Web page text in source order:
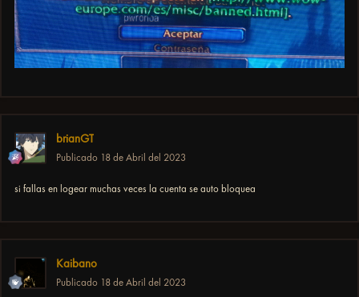
brianGT
Publicado 18 de Abril del 2023
si fallas en logear muchas veces la cuenta se auto bloquea
Kaibano
Publicado 18 de Abril del 2023